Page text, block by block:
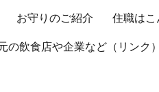
お守りのご紹介 住職はこ
飲食店や企業など（リンク）